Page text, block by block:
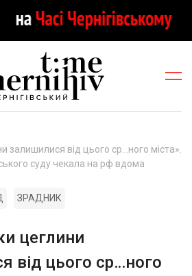
залишилися від цього ср…ного міста».
суду чекала на рф вдома
ЗРАДНИК
цеглини
від цього ср…ного